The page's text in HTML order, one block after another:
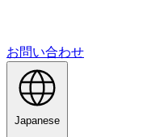
お問い合わせ
Japanese